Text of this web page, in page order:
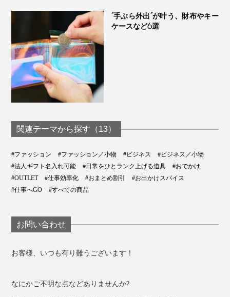
鍵がスリムにまとまる画期的な設計
“手ぶら外出”が叶う、財布やキー
ケースなど6選
関連テーマから探す（13）
#ファッション #ファッション／小物 #ビジネス
#ビジネス／小物
#法人ギフト名入れ可能
#日常をひとランク上げる道具
#おでかけ
#OUTLET
#仕事効率化 #おまとめ割引
#お出かけスパイス
#仕事へGO
#すべての商品
お問い合わせ
お客様、いつも有り難うございます！
なにかご不明な点などありませんか?